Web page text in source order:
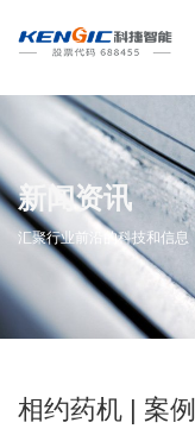
新闻资讯
汇聚行业前沿的科技和信息
相约药机 | 案